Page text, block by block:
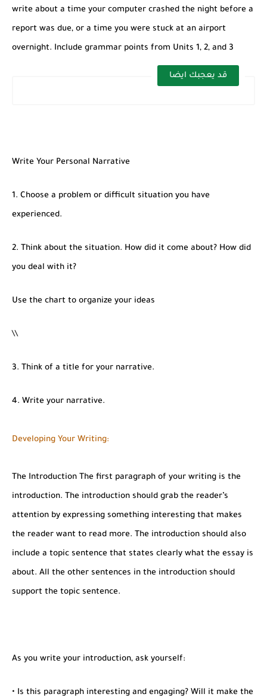
write about a time your computer crashed the night before a
report was due, or a time you were stuck at an airport
overnight. Include grammar points from Units 1, 2, and 3
قد يعجبك ايضا
Write Your Personal Narrative
1. Choose a problem or difficult situation you have
experienced.
2. Think about the situation. How did it come about? How did
you deal with it?
Use the chart to organize your ideas
\\
3. Think of a title for your narrative.
4. Write your narrative.
Developing Your Writing:
The Introduction The first paragraph of your writing is the
introduction. The introduction should grab the reader’s
attention by expressing something interesting that makes
the reader want to read more. The introduction should also
include a topic sentence that states clearly what the essay is
about. All the other sentences in the introduction should
support the topic sentence.
As you write your introduction, ask yourself:
• Is this paragraph interesting and engaging? Will it make the